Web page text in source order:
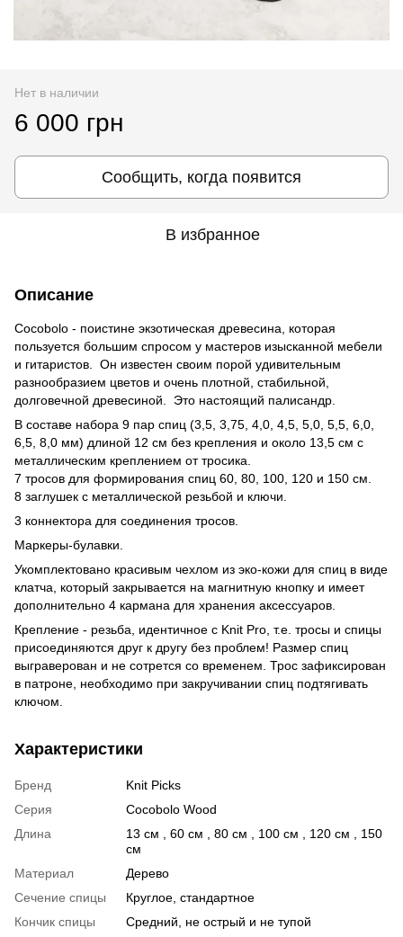
Нет в наличии
6 000 грн
Сообщить, когда появится
В избранное
Описание
Cocobolo - поистине экзотическая древесина, которая
пользуется большим спросом у мастеров изысканной мебели
и гитаристов. Он известен своим порой удивительным
разнообразием цветов и очень плотной, стабильной,
долговечной древесиной. Это настоящий палисандр.
В составе набора 9 пар спиц (3,5, 3,75, 4,0, 4,5, 5,0, 5,5, 6,0,
6,5, 8,0 мм) длиной 12 см без крепления и около 13,5 см с
металлическим креплением от тросика.
7 тросов для формирования спиц 60, 80, 100, 120 и 150 см.
8 заглушек с металлической резьбой и ключи.
3 коннектора для соединения тросов.
Маркеры-булавки.
Укомплектовано красивым чехлом из эко-кожи для спиц в виде
клатча, который закрывается на магнитную кнопку и имеет
дополнительно 4 кармана для хранения аксессуаров.
Крепление - резьба, идентичное с Knit Pro, т.е. тросы и спицы
присоединяются друг к другу без проблем! Размер спиц
выграверован и не сотрется со временем. Трос зафиксирован
в патроне, необходимо при закручивании спиц подтягивать
ключом.
Характеристики
Бренд
Knit Picks
Серия
Cocobolo Wood
Длина
13 см , 60 см , 80 см , 100 см , 120 см , 150
см
Материал
Дерево
Сечение спицы
Круглое, стандартное
Кончик спицы
Средний, не острый и не тупой